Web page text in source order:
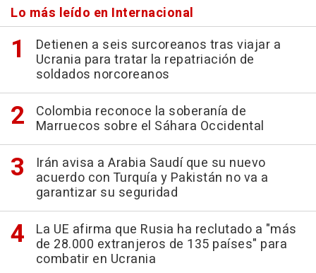
Lo más leído en Internacional
Detienen a seis surcoreanos tras viajar a
Ucrania para tratar la repatriación de
soldados norcoreanos
Colombia reconoce la soberanía de
Marruecos sobre el Sáhara Occidental
Irán avisa a Arabia Saudí que su nuevo
acuerdo con Turquía y Pakistán no va a
garantizar su seguridad
La UE afirma que Rusia ha reclutado a "más
de 28.000 extranjeros de 135 países" para
combatir en Ucrania